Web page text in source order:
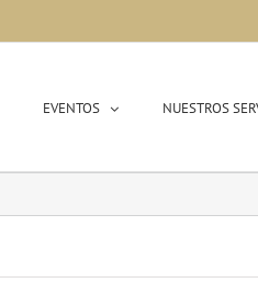
EVENTOS NUESTROS